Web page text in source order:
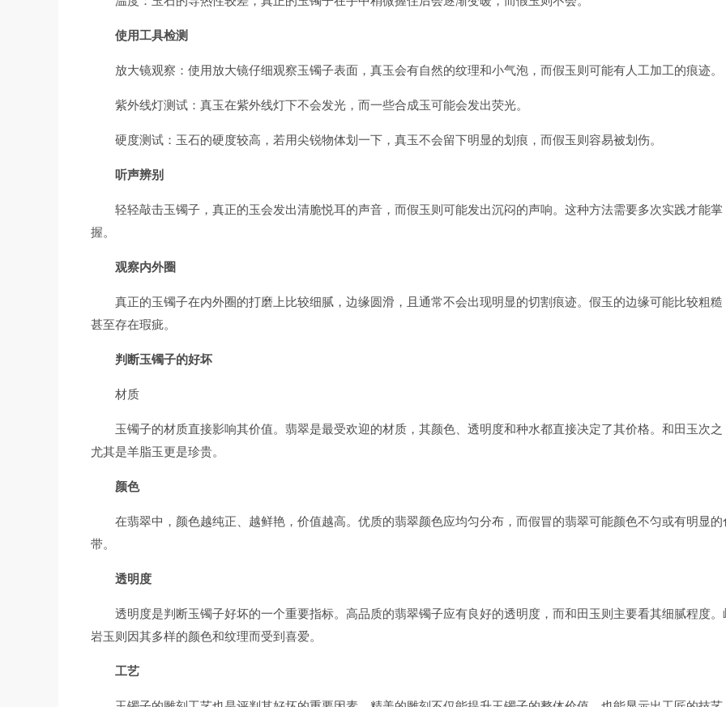
使用工具检测
放大镜观察：使用放大镜仔细观察玉镯子表面，真玉会有自然的纹理和小气泡，而假玉则可能有人工加工的痕迹。
紫外线灯测试：真玉在紫外线灯下不会发光，而一些合成玉可能会发出荧光。
硬度测试：玉石的硬度较高，若用尖锐物体划一下，真玉不会留下明显的划痕，而假玉则容易被划伤。
听声辨别
轻轻敲击玉镯子，真正的玉会发出清脆悦耳的声音，而假玉则可能发出沉闷的声响。这种方法需要多次实践才能掌
握。
观察内外圈
真正的玉镯子在内外圈的打磨上比较细腻，边缘圆滑，且通常不会出现明显的切割痕迹。假玉的边缘可能比较粗糙
甚至存在瑕疵。
判断玉镯子的好坏
材质
玉镯子的材质直接影响其价值。翡翠是最受欢迎的材质，其颜色、透明度和种水都直接决定了其价格。和田玉次之
尤其是羊脂玉更是珍贵。
颜色
在翡翠中，颜色越纯正、越鲜艳，价值越高。优质的翡翠颜色应均匀分布，而假冒的翡翠可能颜色不匀或有明显的
带。
透明度
透明度是判断玉镯子好坏的一个重要指标。高品质的翡翠镯子应有良好的透明度，而和田玉则主要看其细腻程度。
岩玉则因其多样的颜色和纹理而受到喜爱。
工艺